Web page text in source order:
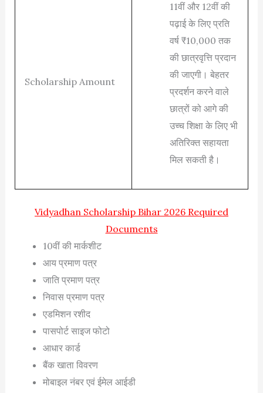
Scholarship Amount
11वीं और 12वीं की
पढ़ाई के लिए प्रति
वर्ष ₹10,000 तक
की छात्रवृत्ति प्रदान
की जाएगी। बेहतर
प्रदर्शन करने वाले
छात्रों को आगे की
उच्च शिक्षा के लिए भी
अतिरिक्त सहायता
मिल सकती है।
Vidyadhan Scholarship Bihar 2026 Required
Documents
10वीं की मार्कशीट
आय प्रमाण पत्र
जाति प्रमाण पत्र
निवास प्रमाण पत्र
एडमिशन रशीद
पासपोर्ट साइज फोटो
आधार कार्ड
बैंक खाता विवरण
मोबाइल नंबर एवं ईमेल आईडी